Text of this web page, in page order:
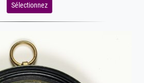
Sélectionnez